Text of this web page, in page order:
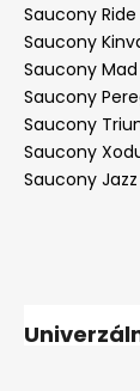
Saucony Ride
Saucony
Saucony Mad
Saucony
Saucony
Saucony
Saucony